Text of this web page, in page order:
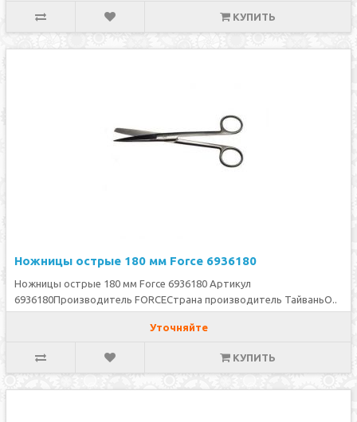
КУПИТЬ
Ножницы острые 180 мм Force 6936180
Ножницы острые 180 мм Force 6936180 Артикул
6936180Производитель FORCEСтрана производитель ТайваньО..
Уточняйте
КУПИТЬ